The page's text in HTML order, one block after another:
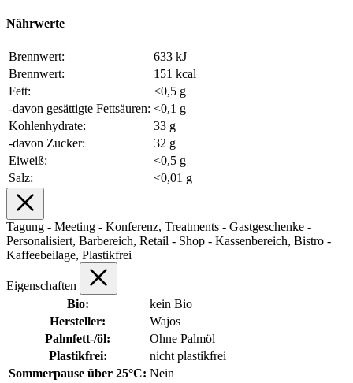
Nährwerte
Brennwert:
633 kJ
Brennwert:
151 kcal
Fett:
<0,5 g
-davon gesättigte Fettsäuren: <0,1 g
Kohlenhydrate:
33 g
-davon Zucker:
32 g
Eiweiß:
<0,5 g
Salz:
<0,01 g
Tagung - Meeting - Konferenz, Treatments - Gastgeschenke -
Personalisiert, Barbereich, Retail - Shop - Kassenbereich, Bistro -
Kaffeebeilage, Plastikfrei
Eigenschaften
Bio:
kein Bio
Hersteller:
Wajos
Palmfett-/öl:
Ohne Palmöl
Plastikfrei:
nicht plastikfrei
Sommerpause über 25°C: Nein